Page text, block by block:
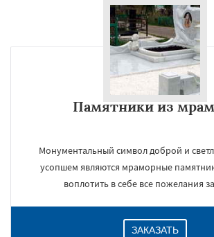
Памятники из
Монументальный символ доброй и
усопшем являются мраморные
воплотить в себе все пожелания
ЗАКАЗАТЬ